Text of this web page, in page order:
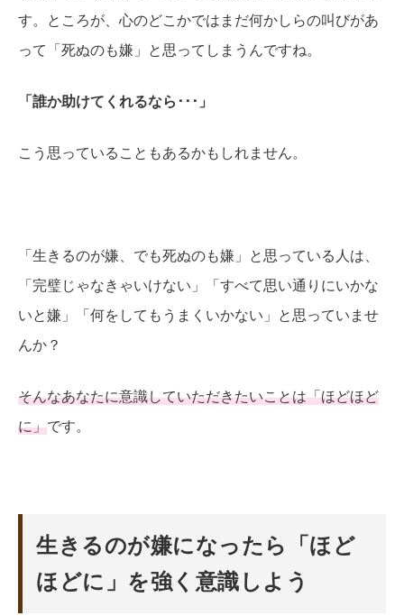
す。ところが、心のどこかではまだ何かしらの叫びがあ
って「死ぬのも嫌」と思ってしまうんですね。
「誰か助けてくれるなら･･･」
こう思っていることもあるかもしれません。
「生きるのが嫌、でも死ぬのも嫌」と思っている人は、
「完璧じゃなきゃいけない」「すべて思い通りにいかな
いと嫌」「何をしてもうまくいかない」と思っていませ
んか？
そんなあなたに意識していただきたいことは「ほどほど
に」です。
生きるのが嫌になったら「ほど
ほどに」を強く意識しよう